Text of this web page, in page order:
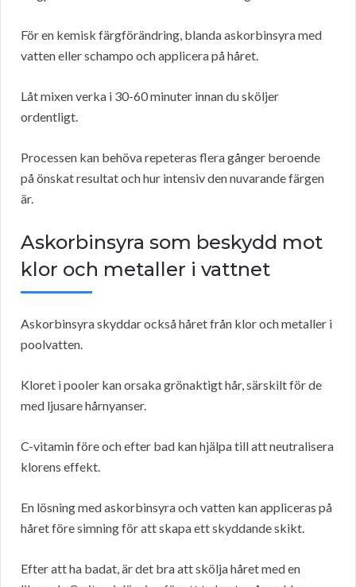
För en kemisk färgförändring, blanda askorbinsyra med
vatten eller schampo och applicera på håret.
Låt mixen verka i 30-60 minuter innan du sköljer
ordentligt.
Processen kan behöva repeteras flera gånger beroende
på önskat resultat och hur intensiv den nuvarande färgen
är.
Askorbinsyra som beskydd mot
klor och metaller i vattnet
Askorbinsyra skyddar också håret från klor och metaller i
poolvatten.
Kloret i pooler kan orsaka grönaktigt hår, särskilt för de
med ljusare hårnyanser.
C-vitamin före och efter bad kan hjälpa till att neutralisera
klorens effekt.
En lösning med askorbinsyra och vatten kan appliceras på
håret före simning för att skapa ett skyddande skikt.
Efter att ha badat, är det bra att skölja håret med en